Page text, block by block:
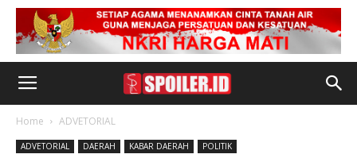
Home ADVETORIAL
ADVETORIAL DAERAH KABAR DAERAH POLITIK